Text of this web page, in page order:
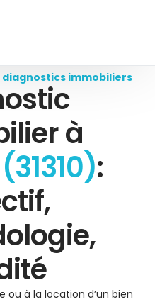
diagnostics immobiliers
à
:
ou à la location d’un bien